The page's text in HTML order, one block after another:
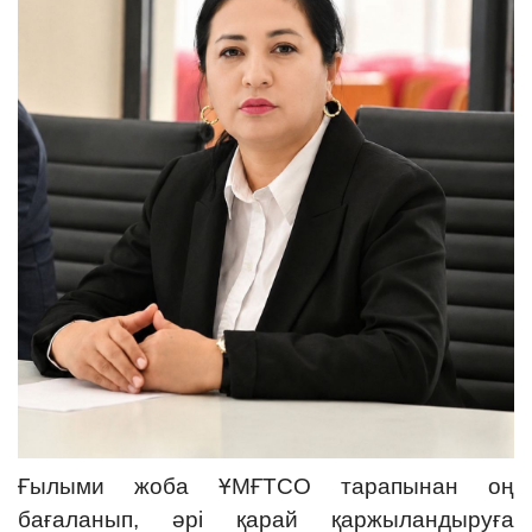
Ғылыми жоба ҰМҒТСО тарапынан оң
бағаланып, әрі қарай қаржыландыруға